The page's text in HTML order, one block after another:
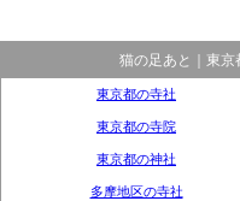
猫の足あと｜東京
東京都の寺社
東京都の寺院
東京都の神社
多摩地区の寺社